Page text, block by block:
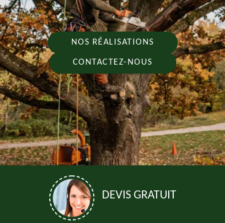
NOS RÉALISATIONS
CONTACTEZ-NOUS
DEVIS GRATUIT